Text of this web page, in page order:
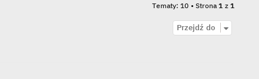
Tematy: 10 • Strona1 z 1
Przejdź do